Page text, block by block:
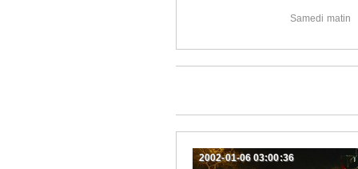
Samedi matin
2002-01-06 03:00:36